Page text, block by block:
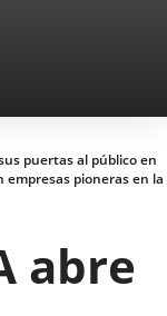
puertas al público en
pioneras en la
abre